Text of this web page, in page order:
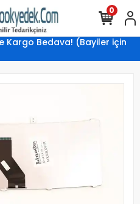
Kargo Bedava! (Bayiler için
0